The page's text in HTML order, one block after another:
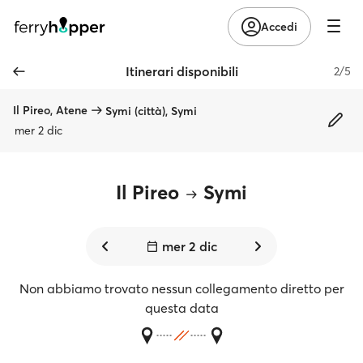
Accedi
Itinerari disponibili 2/5
Il Pireo, Atene
Symi (città), Symi
mer 2 dic
Il Pireo Symi
mer 2 dic
Non abbiamo trovato nessun collegamento diretto per
questa data